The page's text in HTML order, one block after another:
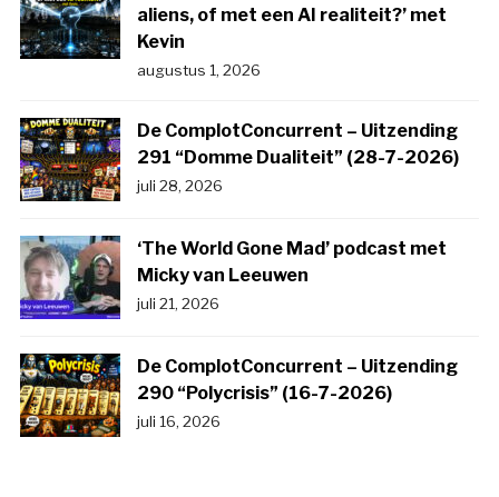
aliens, of met een AI realiteit?’ met
Kevin
augustus 1, 2026
De ComplotConcurrent – Uitzending
291 “Domme Dualiteit” (28-7-2026)
juli 28, 2026
‘The World Gone Mad’ podcast met
Micky van Leeuwen
juli 21, 2026
De ComplotConcurrent – Uitzending
290 “Polycrisis” (16-7-2026)
juli 16, 2026